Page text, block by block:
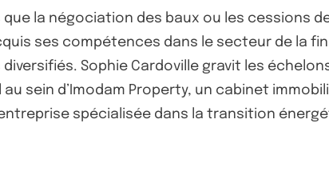
la négociation des baux ou les cessions
ses compétences dans le secteur de la
Sophie Cardoville gravit les
sein d’Imodam Property, un cabinet
spécialisée dans la transition